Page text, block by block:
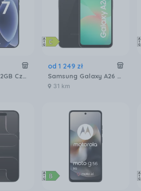
Xiaomi 17 12/512GB Czarny
od 1 249 zł
Samsung Galaxy A26 SM-A266 6/128GB 5G Czarny
31 km